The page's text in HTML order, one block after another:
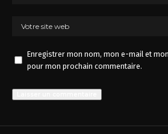
Enregistrer mon nom, mon e-mail et
pour mon prochain commentaire.